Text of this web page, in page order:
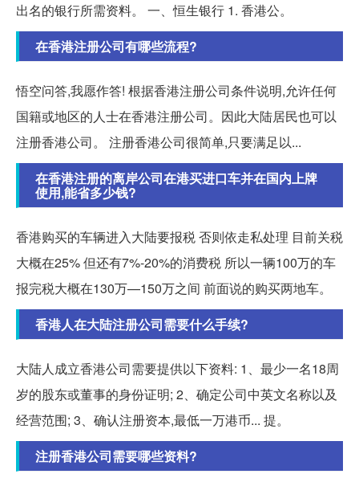
出名的银行所需资料。 一、恒生银行 1. 香港公。
在香港注册公司有哪些流程?
悟空问答,我愿作答! 根据香港注册公司条件说明,允许任何
国籍或地区的人士在香港注册公司。因此大陆居民也可以
注册香港公司。 注册香港公司很简单,只要满足以...
在香港注册的离岸公司在港买进口车并在国内上牌
使用,能省多少钱?
香港购买的车辆进入大陆要报税 否则依走私处理 目前关税
大概在25% 但还有7%-20%的消费税 所以一辆100万的车
报完税大概在130万—150万之间 前面说的购买两地车。
香港人在大陆注册公司需要什么手续?
大陆人成立香港公司需要提供以下资料: 1、最少一名18周
岁的股东或董事的身份证明; 2、确定公司中英文名称以及
经营范围; 3、确认注册资本,最低一万港币... 提。
注册香港公司需要哪些资料?